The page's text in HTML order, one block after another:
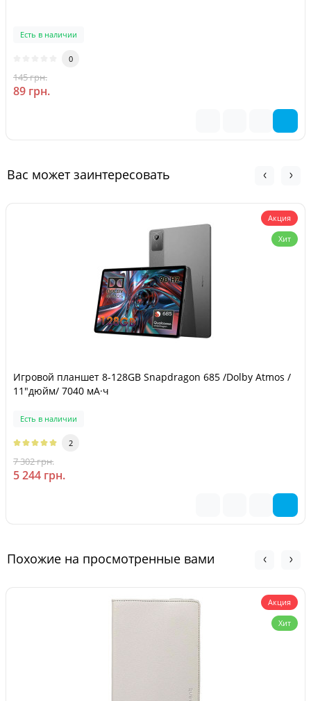
Есть в наличии
0
145 грн.
89 грн.
Вас может заинтересовать
Акция
Хит
Игровой планшет 8-128GB Snapdragon 685 /Dolby Atmos /
11"дюйм/ 7040 мА·ч
Есть в наличии
2
7 302 грн.
5 244 грн.
Похожие на просмотренные вами
Акция
Хит